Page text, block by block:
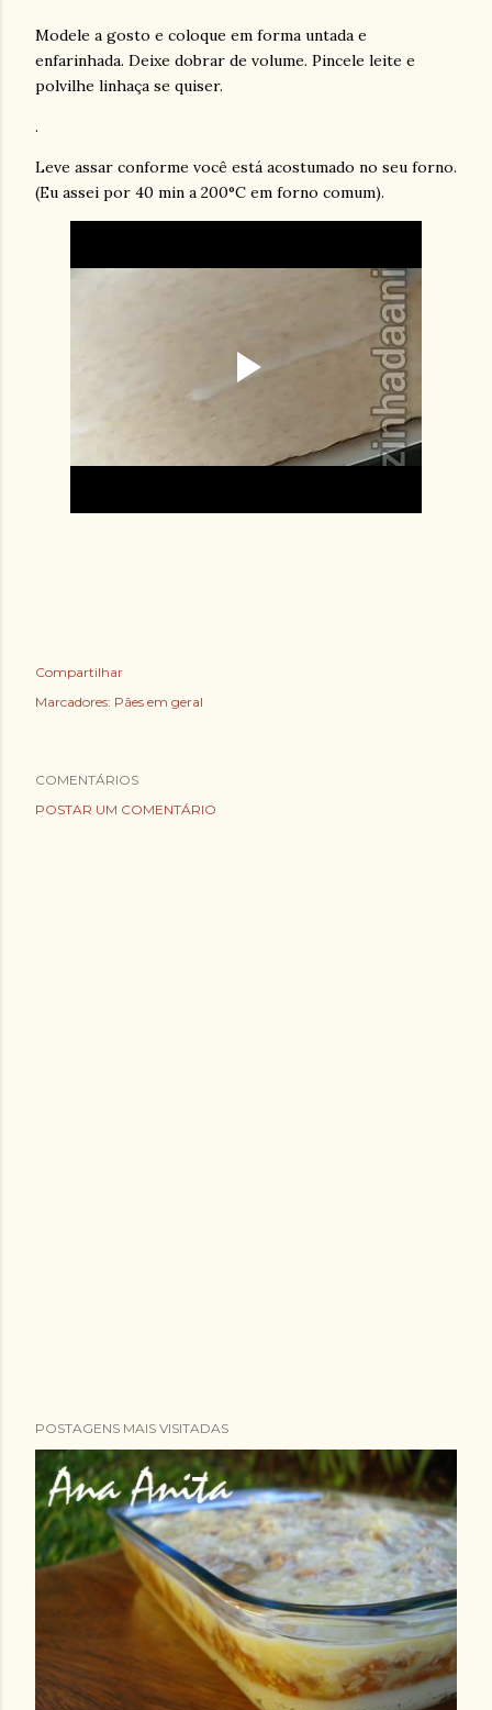
Modele a gosto e coloque em forma untada e
enfarinhada. Deixe dobrar de volume. Pincele leite e
polvilhe linhaça se quiser.
.
Leve assar conforme você está acostumado no seu forno.
(Eu assei por 40 min a 200°C em forno comum).
Compartilhar
Marcadores: Pães em geral
COMENTÁRIOS
POSTAR UM COMENTÁRIO
POSTAGENS MAIS VISITADAS